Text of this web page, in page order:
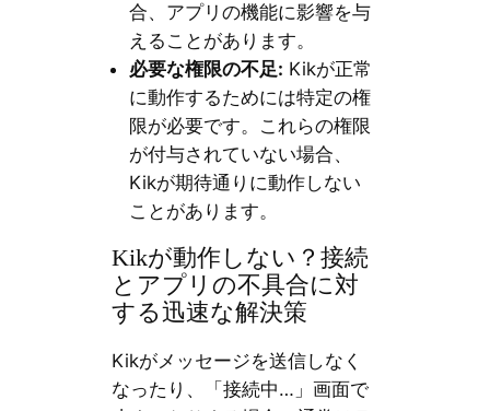
合、アプリの機能に影響を与
えることがあります。
必要な権限の不足: Kikが正常
に動作するためには特定の権
限が必要です。これらの権限
が付与されていない場合、
Kikが期待通りに動作しない
ことがあります。
Kikが動作しない？接続
とアプリの不具合に対
する迅速な解決策
Kikがメッセージを送信しなく
なったり、「接続中…」画面で